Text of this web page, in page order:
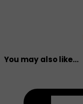
You may also like...